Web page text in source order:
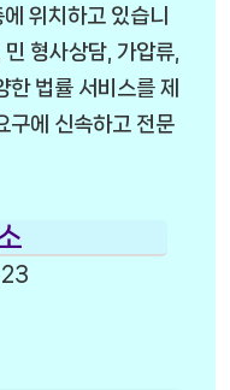
위치하고 있습니
형사상담, 가압류,
한 법률 서비스를 제
구에 신속하고 전문